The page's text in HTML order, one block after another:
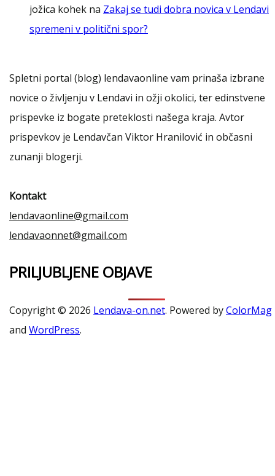
jožica kohek na Zakaj se tudi dobra novica v Lendavi
spremeni v politični spor?
Spletni portal (blog) lendavaonline vam prinaša izbrane
novice o življenju v Lendavi in ožji okolici, ter edinstvene
prispevke iz bogate preteklosti našega kraja. Avtor
prispevkov je Lendavčan Viktor Hranilović in občasni
zunanji blogerji.
Kontakt
lendavaonline@gmail.com
lendavaonnet@gmail.com
PRILJUBLJENE OBJAVE
Copyright © 2026 Lendava-on.net. Powered byColorMag
and WordPress.